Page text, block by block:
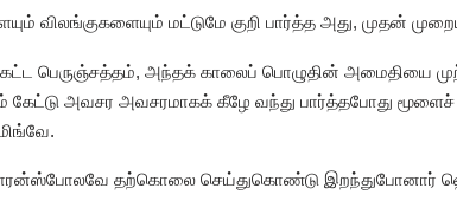
விலங்குகளையும் மட்டுமே குறி பார்த்த அது, முதன்
பெருஞ்சத்தம், அந்தக் காலைப் பொழுதின் அமைதியை
கேட்டு அவசர அவசரமாகக் கீழே வந்து பார்த்தபோது மூளைச்
தற்கொலை செய்துகொண்டு இறந்துபோனார்